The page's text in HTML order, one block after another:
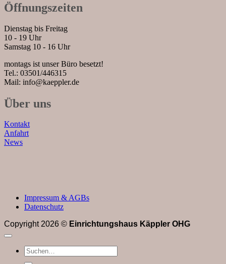
Öffnungszeiten
Dienstag bis Freitag
10 - 19 Uhr
Samstag 10 - 16 Uhr
montags ist unser Büro besetzt!
Tel.: 03501/446315
Mail: info@kaeppler.de
Über uns
Kontakt
Anfahrt
News
Impressum & AGBs
Datenschutz
Copyright 2026 © Einrichtungshaus Käppler OHG
Suchen
nach: